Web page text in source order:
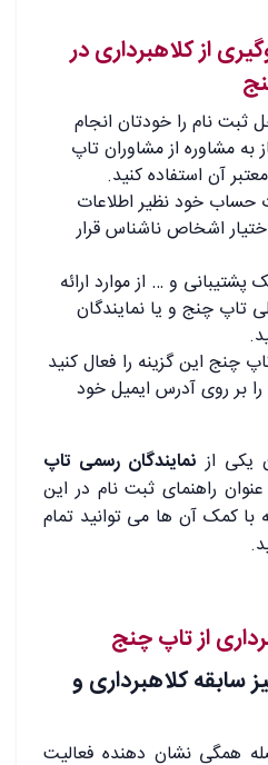
از کلاهبرداری در
ثبت نام را خودتان انجام
مشاوره از مشاوران تاپ
آن استفاده کنید.
حساب خود نظیر اطلاعات
اشخاص ناشناس قرار
و … از موارد ارائه
تاپ چنج و یا نمایندگان
چنج این گزینه را فعال کنید
بر روی آدرس ایمیل خود
یکی از نمایندگان رسمی تاپ
راهنمای ثبت نام در این
کمک آن ها می توانید تمام
از تاپ چنج
سابقه کلاهبرداری و
همگی نشان دهنده فعالیت